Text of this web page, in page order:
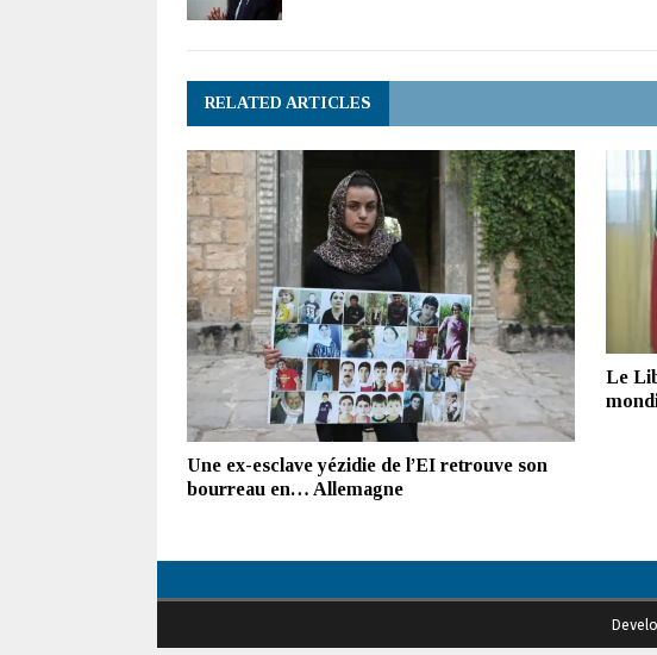
RELATED ARTICLES
Une ex-esclave yézidie de l’EI retrouve son
bourreau en… Allemagne
Le